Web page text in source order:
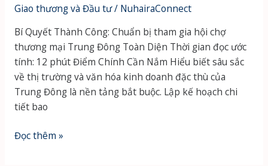
Giao thương và Đầu tư/ NuhairaConnect
Bí Quyết Thành Công: Chuẩn bị tham gia hội chợ
thương mại Trung Đông Toàn Diện Thời gian đọc ước
tính: 12 phút Điểm Chính Cần Nắm Hiểu biết sâu sắc
về thị trường và văn hóa kinh doanh đặc thù của
Trung Đông là nền tảng bắt buộc. Lập kế hoạch chi
tiết bao
Bí
Đọc thêm »